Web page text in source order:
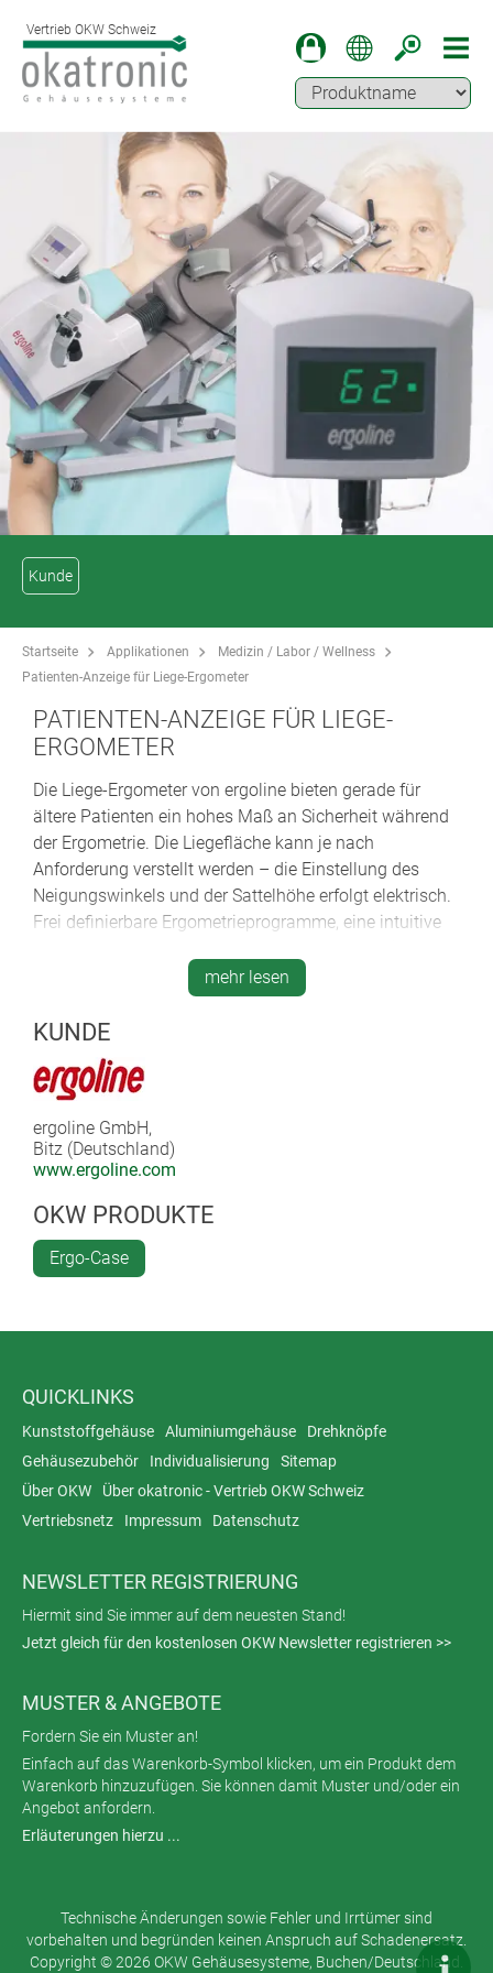
Vertrieb OKW Schweiz
Kunde
Startseite Applikationen
Medizin / Labor / Wellness
Patienten-Anzeige für Liege-Ergometer
PATIENTEN-ANZEIGE FÜR LIEGE-
ERGOMETER
Die Liege-Ergometer von ergoline bieten gerade für
ältere Patienten ein hohes Maß an Sicherheit während
der Ergometrie. Die Liegefläche kann je nach
Anforderung verstellt werden – die Einstellung des
Neigungswinkels und der Sattelhöhe erfolgt elektrisch.
Frei definierbare Ergometrieprogramme, eine intuitive
analog, Fernstart) zeichnen die Liege-Ergometer aus.
Die Patienten-Anzeige stellt die aktuelle Drehzahl gut
sichtlich für den Benutzer dar.
mehr lesen
KUNDE
ergoline GmbH,
Bitz (Deutschland)
www.ergoline.com
OKW PRODUKTE
Ergo-Case
QUICKLINKS
Kunststoffgehäuse Aluminiumgehäuse
Drehknöpfe
Gehäusezubehör
Individualisierung
Sitemap
Über OKW
Über okatronic - Vertrieb OKW Schweiz
Vertriebsnetz
Impressum Datenschutz
NEWSLETTER REGISTRIERUNG
Hiermit sind Sie immer auf dem neuesten Stand!
Jetzt gleich für den kostenlosen OKW Newsletter registrieren >>
MUSTER & ANGEBOTE
Fordern Sie ein Muster an!
Einfach auf das Warenkorb-Symbol klicken, um ein Produkt dem
Warenkorb hinzuzufügen. Sie können damit Muster und/oder ein
Angebot anfordern.
Erläuterungen hierzu ...
Technische Änderungen sowie Fehler und Irrtümer sind
vorbehalten und begründen keinen Anspruch auf Schadenersatz.
Copyright © 2026 OKW Gehäusesysteme, Buchen/Deutschland.